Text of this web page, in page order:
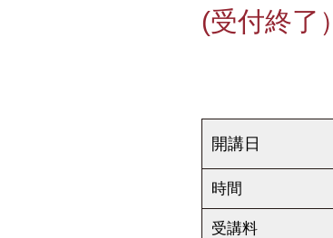
(受付終了）
開講日
時間
受講料